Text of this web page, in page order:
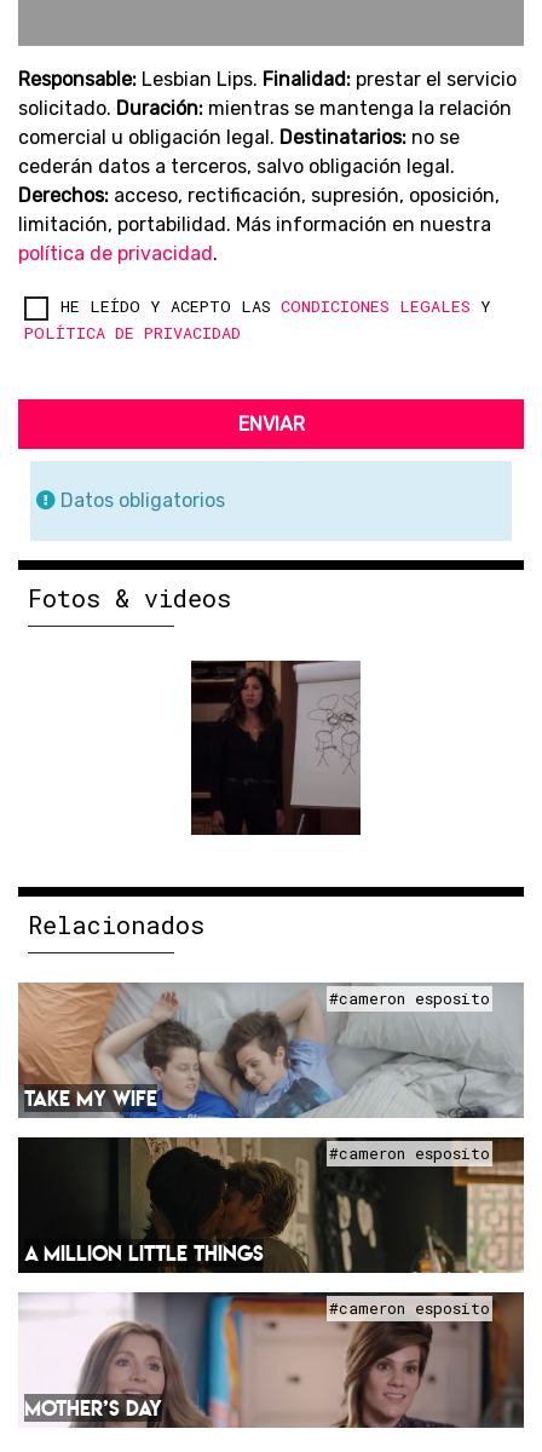
Responsable: Lesbian Lips. Finalidad: prestar el servicio
solicitado. Duración: mientras se mantenga la relación
comercial u obligación legal. Destinatarios: no se
cederán datos a terceros, salvo obligación legal.
Derechos: acceso, rectificación, supresión, oposición,
limitación, portabilidad. Más información en nuestra
política de privacidad .
HE LEÍDO Y ACEPTO LAS CONDICIONES LEGALES Y
POLÍTICA DE PRIVACIDAD
ENVIAR
Datos obligatorios
Fotos & videos
Relacionados
#cameron esposito
TAKE MY WIFE
#cameron esposito
A MILLION LITTLE THINGS
#cameron esposito
MOTHER’S DAY